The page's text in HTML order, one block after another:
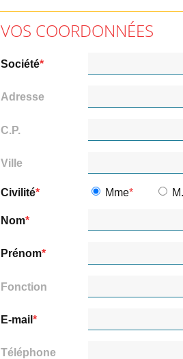
VOS COORDONNÉES
Société
Adresse
C.P.
Ville
Civilité Mme M.
Nom
Prénom
Fonction
E-mail
Téléphone